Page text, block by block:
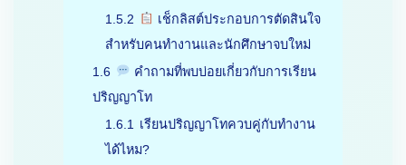
1.5.2
เช็กลิสต์ประกอบการตัดสินใจ
สำหรับคนทำงานและนักศึกษาจบใหม่
1.6
คำถามที่พบบ่อยเกี่ยวกับการเรียน
ปริญญาโท
1.6.1
เรียนปริญญาโทควบคู่กับทำงาน
ได้ไหม?